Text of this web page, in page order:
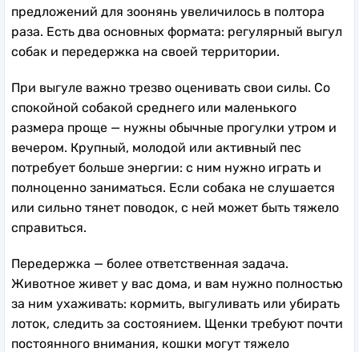
предложений для зоонянь увеличилось в полтора
раза. Есть два основных формата: регулярный выгул
собак и передержка на своей территории.
При выгуле важно трезво оценивать свои силы. Со
спокойной собакой среднего или маленького
размера проще — нужны обычные прогулки утром и
вечером. Крупный, молодой или активный пес
потребует больше энергии: с ним нужно играть и
полноценно заниматься. Если собака не слушается
или сильно тянет поводок, с ней может быть тяжело
справиться.
Передержка — более ответственная задача.
Животное живет у вас дома, и вам нужно полностью
за ним ухаживать: кормить, выгуливать или убирать
лоток, следить за состоянием. Щенки требуют почти
постоянного внимания, кошки могут тяжело